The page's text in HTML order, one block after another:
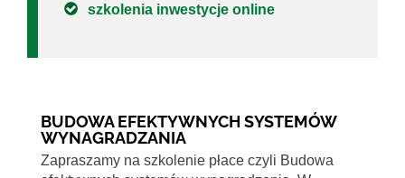
szkolenia inwestycje online
BUDOWA EFEKTYWNYCH SYSTEMÓW
WYNAGRADZANIA
Zapraszamy na szkolenie płace czyli Budowa